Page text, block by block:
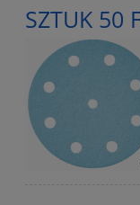
SZTUK 50